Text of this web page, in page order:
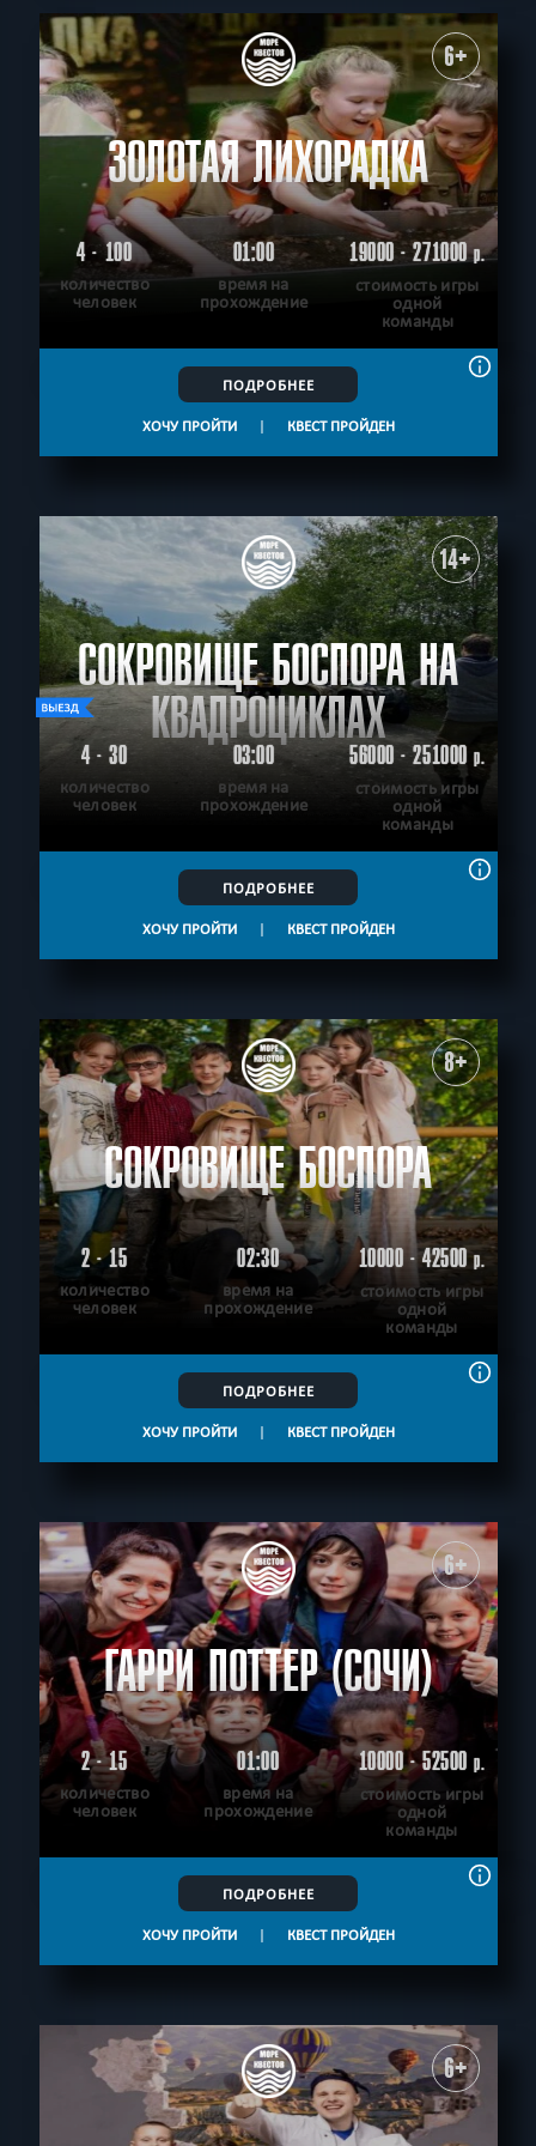
6+
ЗОЛОТАЯ ЛИХОРАДКА
4 - 100
количество
человек
01:00
время на
прохождение
19000 - 271000р.
стоимость игры
одной
команды
ПОДРОБНЕЕ
ХОЧУ ПРОЙТИ | КВЕСТ ПРОЙДЕН
14+
СОКРОВИЩЕ БОСПОРА НА
КВАДРОЦИКЛАХ
4 - 30
количество
человек
03:00
время на
прохождение
56000 - 251000р.
стоимость игры
одной
команды
ПОДРОБНЕЕ
ХОЧУ ПРОЙТИ | КВЕСТ ПРОЙДЕН
8+
СОКРОВИЩЕ БОСПОРА
2 - 15
количество
человек
02:30
время на
прохождение
10000 - 42500р.
стоимость игры
одной
команды
ПОДРОБНЕЕ
ХОЧУ ПРОЙТИ | КВЕСТ ПРОЙДЕН
6+
ГАРРИ ПОТТЕР (СОЧИ)
2 - 15
количество
человек
01:00
время на
прохождение
10000 - 52500р.
стоимость игры
одной
команды
ПОДРОБНЕЕ
ХОЧУ ПРОЙТИ | КВЕСТ ПРОЙДЕН
6+